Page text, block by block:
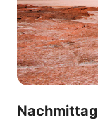
Nachmittag